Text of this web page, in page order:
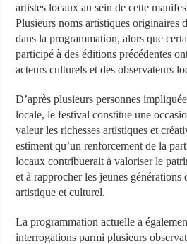
artistes locaux au sein de cette
Plusieurs noms artistiques originaires
dans la programmation, alors que
participé à des éditions précédentes
acteurs culturels et des observateurs
D’après plusieurs personnes
locale, le festival constitue une
valeur les richesses artistiques et
estiment qu’un renforcement de la
locaux contribuerait à valoriser le
et à rapprocher les jeunes
artistique et culturel.
La programmation actuelle a
interrogations parmi plusieurs